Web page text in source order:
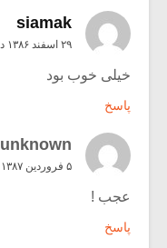
siamak
۲۹ اسفند ۱۳۸۶ در ۱۱:۱۸ ب٫ظ
خیلی خوب بود
پاسخ
unknown
۵ فروردین ۱۳۸۷ در ۱:۴۸ ق٫ظ
عجب !
پاسخ